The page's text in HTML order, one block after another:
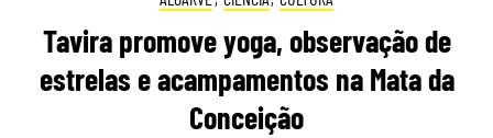
Tavira promove yoga, observação de
estrelas e acampamentos na Mata da
Conceição